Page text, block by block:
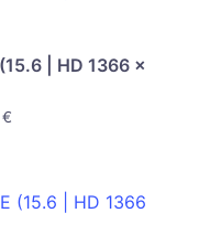
| HD 1366 x
€